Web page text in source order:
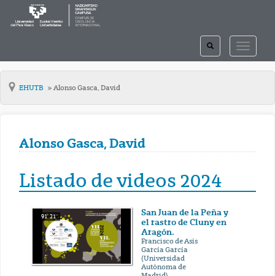
TOGGLE
TOGGLE
SEARCH
EHUTB Alonso Gasca, David
Alonso Gasca, David
Listado de videos 2024
91' 21''
San Juan de la Peña y
el rastro de Cluny en
Aragón.
Francisco de Asís
García García
(Universidad
Autónoma de